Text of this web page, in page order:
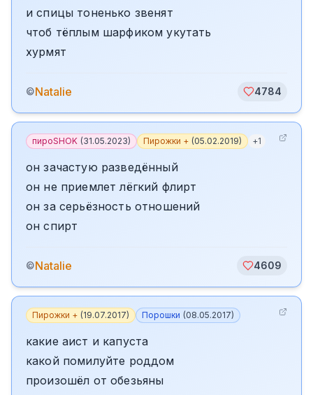
и спицы тоненько звенят
чтоб тёплым шарфиком укутать
хурмят
©Natalie 4784
пироSHOK (31.05.2023) Пирожки + (05.02.2019) +1
он зачастую разведённый
он не приемлет лёгкий флирт
он за серьёзность отношений
он спирт
©Natalie 4609
Пирожки + (19.07.2017) Порошки (08.05.2017)
какие аист и капуста
какой помилуйте роддом
произошёл от обезьяны